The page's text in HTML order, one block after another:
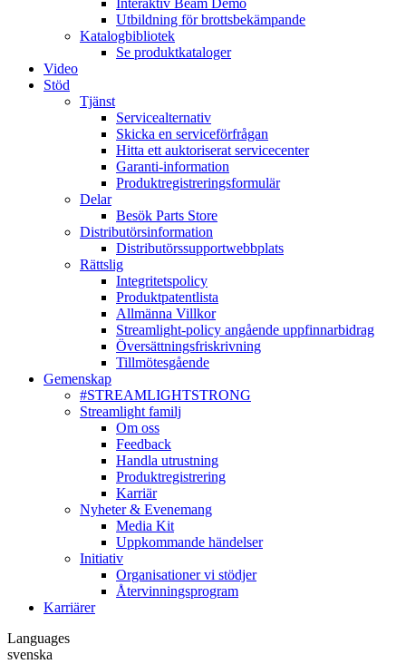
Interaktiv Beam Demo
Utbildning för brottsbekämpande
Katalogbibliotek
Se produktkataloger
Video
Stöd
Tjänst
Servicealternativ
Skicka en serviceförfrågan
Hitta ett auktoriserat servicecenter
Garanti-information
Produktregistreringsformulär
Delar
Besök Parts Store
Distributörsinformation
Distributörssupportwebbplats
Rättslig
Integritetspolicy
Produktpatentlista
Allmänna Villkor
Streamlight-policy angående uppfinnarbidrag
Översättningsfriskrivning
Tillmötesgående
Gemenskap
#STREAMLIGHTSTRONG
Streamlight familj
Om oss
Feedback
Handla utrustning
Produktregistrering
Karriär
Nyheter & Evenemang
Media Kit
Uppkommande händelser
Initiativ
Organisationer vi stödjer
Återvinningsprogram
Karriärer
Languages
svenska